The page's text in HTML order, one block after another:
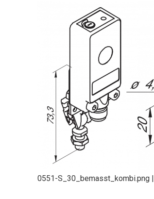
0551-S_30_bemasst_kombi.png |